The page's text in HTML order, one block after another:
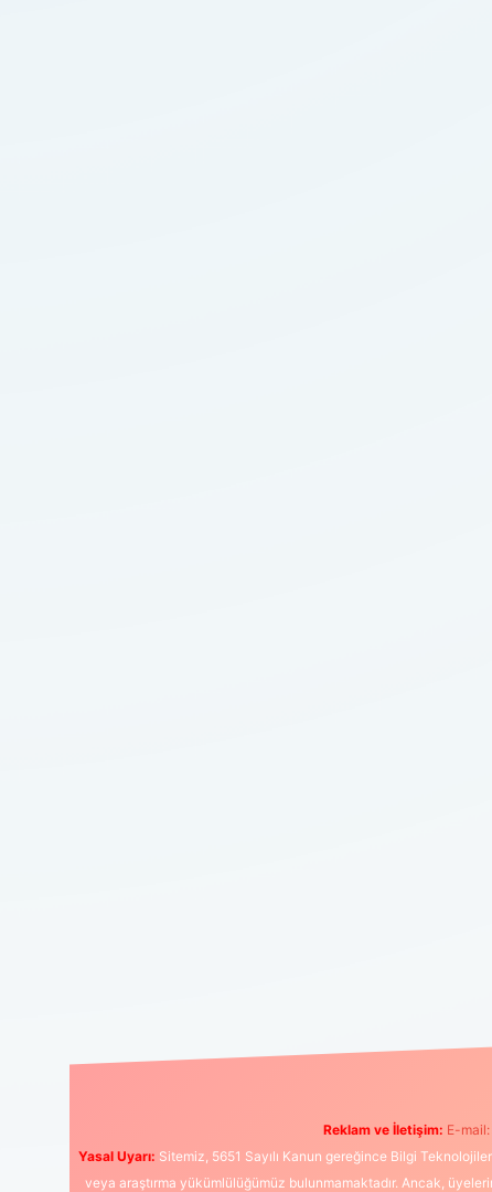
Reklam ve İletişim: E-mail:
Yasal Uyarı: Sitemiz, 5651 Sayılı Kanun gereğince Bilgi
veya araştırma yükümlülüğümüz bulunmamaktadır. Ancak,